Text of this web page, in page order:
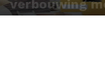
verbouwing